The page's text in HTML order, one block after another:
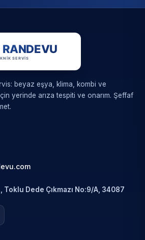
beyaz eşya, klima, kombi ve
yerinde arıza tespiti ve onarım. Şeffaf
Toklu Dede Çıkmazı No:9/A, 34087